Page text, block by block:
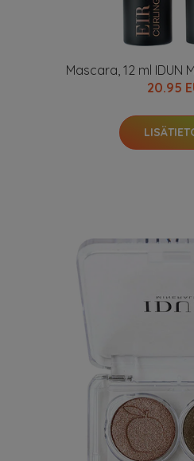
Mascara, 12 ml IDUN
20.95